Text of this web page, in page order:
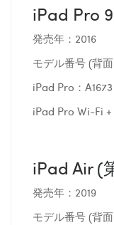
iPad Pro
発売年：2016
モデル番号 (背
iPad Pro：A1673
iPad Pro Wi-Fi +
iPad Air (
発売年：2019
モデル番号 (背